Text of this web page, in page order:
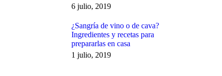
6 julio, 2019
¿Sangría de vino o de cava?
Ingredientes y recetas para
prepararlas en casa
1 julio, 2019